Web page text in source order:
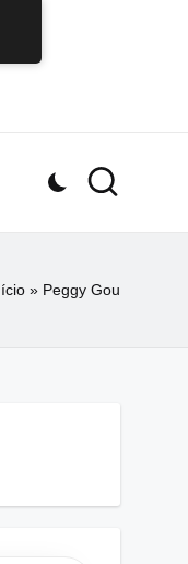
» Peggy Gou